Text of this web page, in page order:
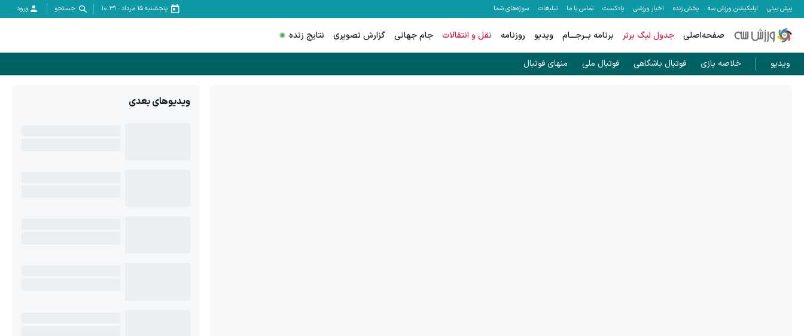
پیش بینی اپلیکیشن ورزش سه پخش زنده اخبار ورزشی پادکست تماس با ما تبلیغات سوژه‌های شما پنجشنبه ۱۵ مرداد -
10:31 جستجو ورود
صفحه‌اصلی جدول لیگ برتر برنامه بــرجـــام ویدیو روزنامه نقل و انتقالات جام جهانی گزارش تصویری نتایج زنده
ویدیو خلاصه بازی فوتبال باشگاهی فوتبال ملی منهای فوتبال
ویدیوهای بعدی